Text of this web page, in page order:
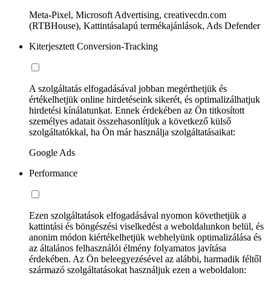
Meta-Pixel, Microsoft Advertising, creativecdn.com
(RTBHouse), Kattintásalapú termékajánlások, Ads Defender
Kiterjesztett Conversion-Tracking
A szolgáltatás elfogadásával jobban megérthetjük és
értékelhetjük online hirdetéseink sikerét, és optimalizálhatjuk
hirdetési kínálatunkat. Ennek érdekében az Ön titkosított
személyes adatait összehasonlítjuk a következő külső
szolgáltatókkal, ha Ön már használja szolgáltatásaikat:
Google Ads
Performance
Ezen szolgáltatások elfogadásával nyomon követhetjük a
kattintási és böngészési viselkedést a weboldalunkon belül, és
anonim módon kiértékelhetjük webhelyünk optimalizálása és
az általános felhasználói élmény folyamatos javítása
érdekében. Az Ön beleegyezésével az alábbi, harmadik féltől
származó szolgáltatásokat használjuk ezen a weboldalon: